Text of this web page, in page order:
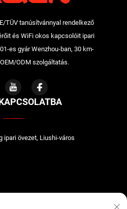
TÜV tanúsítvánnyal rendelkező
és WiFi okos kapcsolóit ipari
es gyár Wenzhou-ban, 30 km-
ODM szolgáltatás.
ipari övezet, Liushi-város